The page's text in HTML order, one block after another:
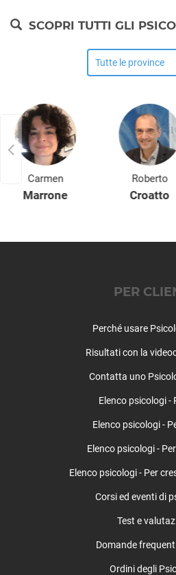
SCOPRI TUTTI GLI
Carmen
Marrone
Roberto
Croatto
PER
Perché usare
Risultati con la
Contatta uno
Elenco psicologi -
Elenco psicologi -
Elenco psicologi -
Elenco psicologi - Per
Corsi ed eventi di
Test e
Domande
Ordini degli